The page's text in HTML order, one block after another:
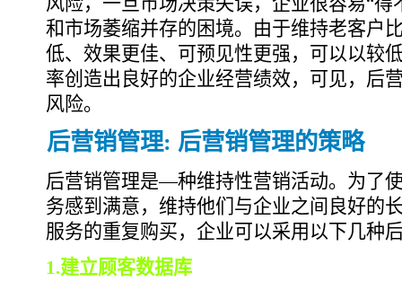
和市场萎缩并存的困境。由于维持老客户
低、效果更佳、可预见性更强，可以以较
率创造出良好的企业经营绩效，可见，后
风险。
后营销管理: 后营销管理的策略
后营销管理是—种维持性营销活动。为了
务感到满意，维持他们与企业之间良好的
服务的重复购买，企业可以采用以下几种
1.建立顾客数据库